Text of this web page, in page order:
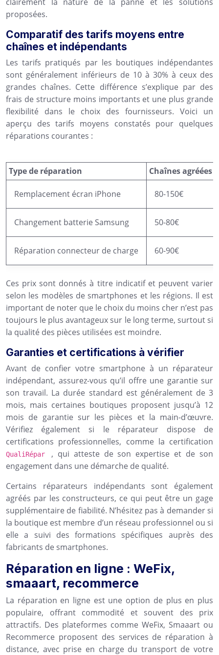
proposées.
Comparatif des tarifs moyens entre
chaînes et indépendants
Les tarifs pratiqués par les boutiques indépendantes
sont généralement inférieurs de 10 à 30% à ceux des
grandes chaînes. Cette différence s’explique par des
frais de structure moins importants et une plus grande
flexibilité dans le choix des fournisseurs. Voici un
aperçu des tarifs moyens constatés pour quelques
réparations courantes :
Type de réparation Chaînes agréées
Remplacement écran iPhone 80-150€
Changement batterie Samsung 50-80€
Réparation connecteur de charge 60-90€
Ces prix sont donnés à titre indicatif et peuvent varier
selon les modèles de smartphones et les régions. Il est
important de noter que le choix du moins cher n’est pas
toujours le plus avantageux sur le long terme, surtout si
la qualité des pièces utilisées est moindre.
Garanties et certifications à vérifier
Avant de confier votre smartphone à un réparateur
indépendant, assurez-vous qu’il offre une garantie sur
son travail. La durée standard est généralement de 3
mois, mais certaines boutiques proposent jusqu’à 12
mois de garantie sur les pièces et la main-d’œuvre.
Vérifiez également si le réparateur dispose de
certifications professionnelles, comme la certification
QualiRépar , qui atteste de son expertise et de son
engagement dans une démarche de qualité.
Certains réparateurs indépendants sont également
agréés par les constructeurs, ce qui peut être un gage
supplémentaire de fiabilité. N’hésitez pas à demander si
la boutique est membre d’un réseau professionnel ou si
elle a suivi des formations spécifiques auprès des
fabricants de smartphones.
Réparation en ligne : WeFix,
smaaart, recommerce
La réparation en ligne est une option de plus en plus
populaire, offrant commodité et souvent des prix
attractifs. Des plateformes comme WeFix, Smaaart ou
Recommerce proposent des services de réparation à
distance, avec prise en charge du transport de votre